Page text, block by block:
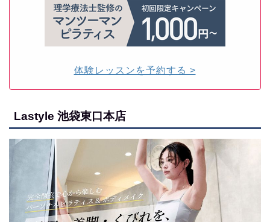
体験レッスンを予約する >
Lastyle 池袋東口本店